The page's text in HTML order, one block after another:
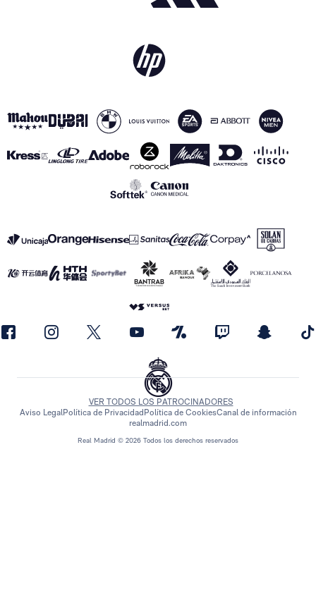
Real Madrid © 2026 Todos los derechos reservados
VER TODOS LOS PATROCINADORES
Aviso LegalPolítica de Privacidad Política de CookiesCanal de información
realmadrid.com